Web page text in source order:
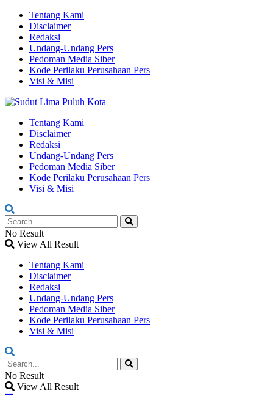
Tentang Kami
Disclaimer
Redaksi
Undang-Undang Pers
Pedoman Media Siber
Kode Perilaku Perusahaan Pers
Visi & Misi
Tentang Kami
Disclaimer
Redaksi
Undang-Undang Pers
Pedoman Media Siber
Kode Perilaku Perusahaan Pers
Visi & Misi
No Result
View All Result
Tentang Kami
Disclaimer
Redaksi
Undang-Undang Pers
Pedoman Media Siber
Kode Perilaku Perusahaan Pers
Visi & Misi
No Result
View All Result